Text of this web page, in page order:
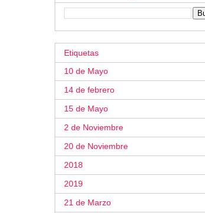
Etiquetas
10 de Mayo
14 de febrero
15 de Mayo
2 de Noviembre
20 de Noviembre
2018
2019
21 de Marzo